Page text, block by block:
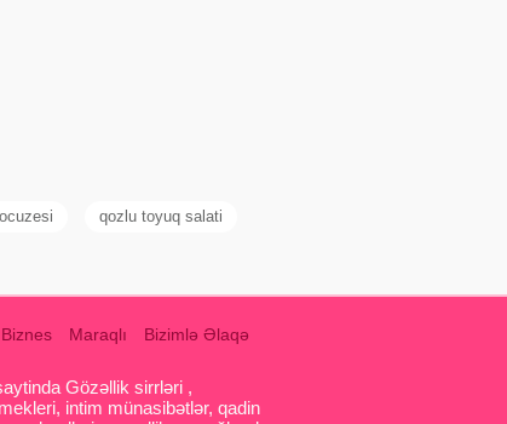
qozlu toyuq salati
Maraqlı Bizimlə Əlaqə
Gözəllik sirrləri ,
intim münasibətlər, qadin